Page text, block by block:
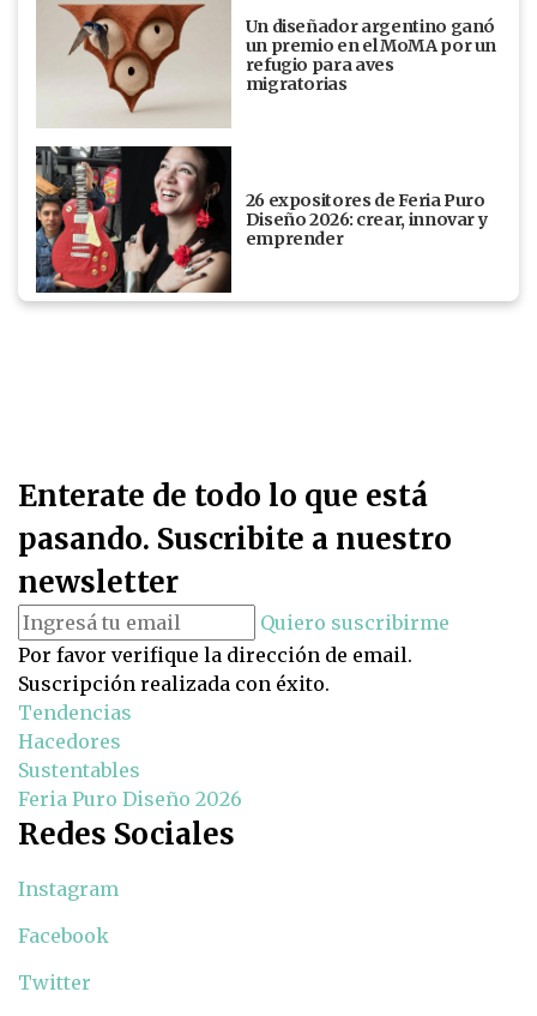
Un diseñador argentino ganó
un premio en el MoMA por un
refugio para aves
migratorias
26 expositores de Feria Puro
Diseño 2026: crear, innovar y
emprender
Enterate de todo lo que está
pasando. Suscribite a nuestro
newsletter
Quiero suscribirme
Por favor verifique la dirección de email.
Suscripción realizada con éxito.
Tendencias
Hacedores
Sustentables
Feria Puro Diseño 2026
Redes Sociales
Instagram
Facebook
Twitter